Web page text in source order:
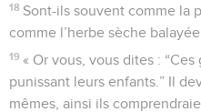
18 Sont-ils souvent comme la
comme l’herbe sèche
19 « Or vous, vous dites :
punissant leurs enfants.” Il
mêmes, ainsi ils